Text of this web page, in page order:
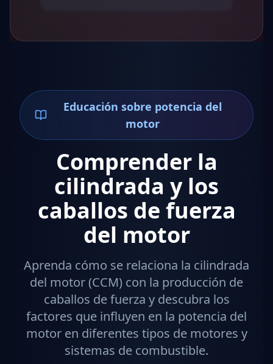
Educación sobre potencia del
motor
Comprender la
cilindrada y los
caballos de fuerza
del motor
Aprenda cómo se relaciona la cilindrada
del motor (CCM) con la producción de
caballos de fuerza y ​​descubra los
factores que influyen en la potencia del
motor en diferentes tipos de motores y
sistemas de combustible.